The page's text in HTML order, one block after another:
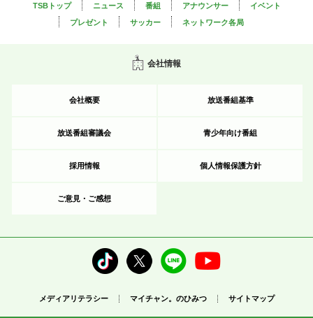
TSBトップ ニュース 番組 アナウンサー
イベント
プレゼント
サッカー ネットワーク各局
会社情報
会社概要 放送番組基準
放送番組審議会 青少年向け番組
採用情報 個人情報保護方針
ご意見・ご感想
メディアリテラシー マイチャン。のひみつ サイトマップ